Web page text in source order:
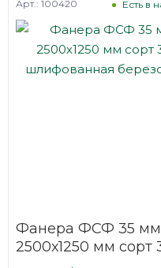
Фанера ФСФ 35 мм
2500х1250 мм сорт
Есть в
Арт.: 100420